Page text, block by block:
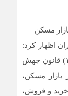
مسکن
اظهار کرد:
علاوه بر مراتب مورد اشاره، مطابق ماده(۱۸) قانون جهش
مسکن،
خرید و فروش،